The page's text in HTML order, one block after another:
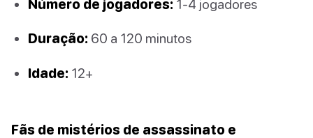
Número de jogadores: 1-4 jogadores
Duração: 60 a 120 minutos
Idade: 12+
Fãs de mistérios de assassinato e